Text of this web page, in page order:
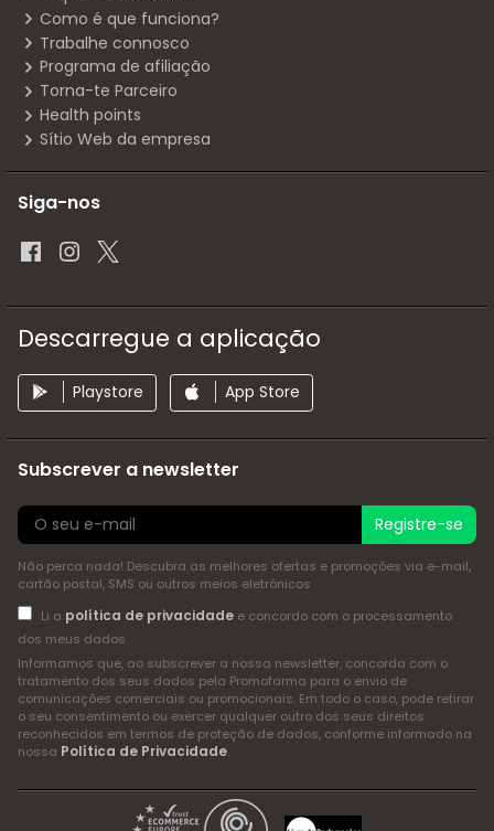
Como é que funciona?
Trabalhe connosco
Programa de afiliação
Torna-te Parceiro
Health points
Sítio Web da empresa
Siga-nos
Descarregue a aplicação
Playstore App Store
Subscrever a newsletter
Registre-se
Não perca nada! Descubra as melhores ofertas e promoções via e-mail,
cartão postal, SMS ou outros meios eletrónicos
Li a política de privacidadee concordo com o processamento
dos meus dados
Informamos que, ao subscrever a nossa newsletter, concorda com o
tratamento dos seus dados pela Promofarma para o envio de
comunicações comerciais ou promocionais. Em todo o caso, pode retirar
o seu consentimento ou exercer qualquer outro dos seus direitos
reconhecidos em termos de proteção de dados, conforme informado na
nossa Política de Privacidade.